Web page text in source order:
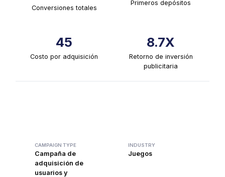
Conversiones totales
Primeros depósitos
45
Costo por adquisición
8.7X
Retorno de inversión
publicitaria
CAMPAIGN TYPE
Campaña de
adquisición de
usuarios y
INDUSTRY
Juegos